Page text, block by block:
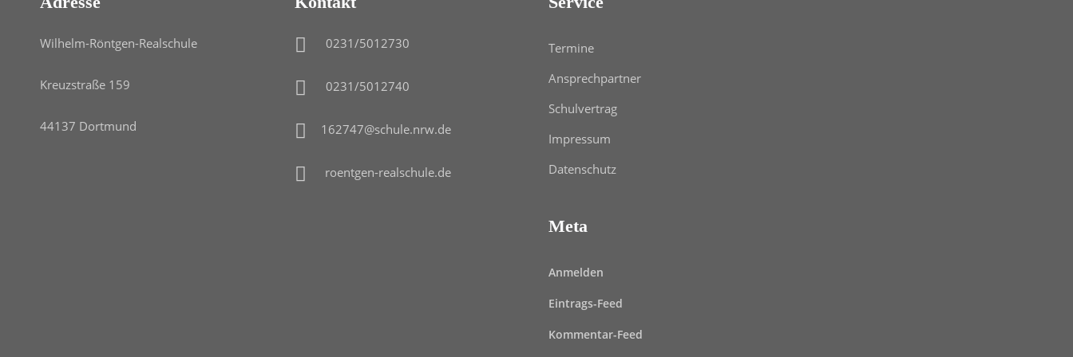
Wilhelm-Röntgen-Realschule
Kreuzstraße 159
44137 Dortmund
0231/5012730
0231/5012740
162747@schule.nrw.de
roentgen-realschule.de
Termine
Ansprechpartner
Schulvertrag
Impressum
Datenschutz
Meta
Anmelden
Eintrags-Feed
Kommentar-Feed